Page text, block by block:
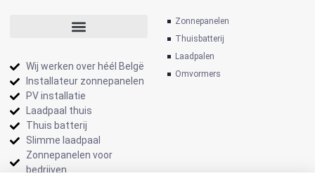
Wij werken over héél Belgë
Installateur zonnepanelen
PV installatie
Laadpaal thuis
Thuis batterij
Slimme laadpaal
Zonnepanelen voor
bedrijven
Zonnepanelen
Thuisbatterij
Laadpalen
Omvormers